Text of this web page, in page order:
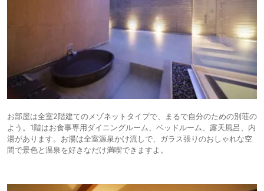
お部屋は全室2階建てのメゾネットタイプで、まるで自分のための別荘の
よう。1階はお食事専用ダイニングルーム、ベッドルーム、露天風呂、内
湯があります。お湯は全室源泉かけ流しで、ガラス張りのおしゃれな空
間で景色と温泉を好きなだけ満喫できますよ。